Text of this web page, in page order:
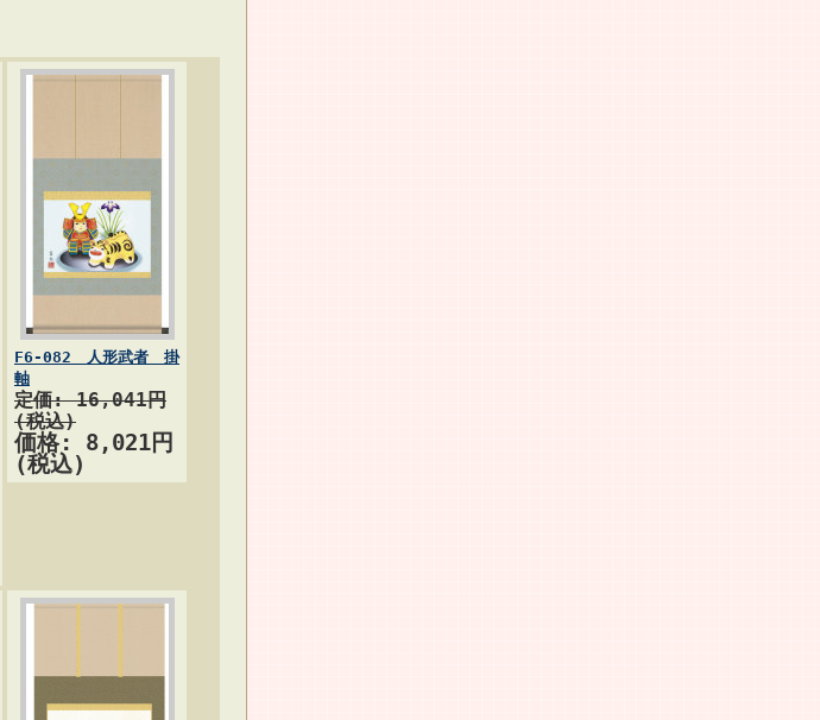
F6-082 人形武者 掛
軸
定価: 16,041円
(税込)
価格: 8,021円
(税込)